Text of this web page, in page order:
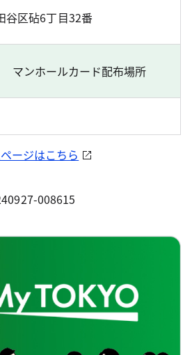
谷区砧6丁目32番
マンホールカード配布場所
ージはこちら
008615